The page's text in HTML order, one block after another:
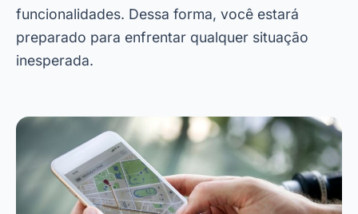
funcionalidades. Dessa forma, você estará
preparado para enfrentar qualquer situação
inesperada.